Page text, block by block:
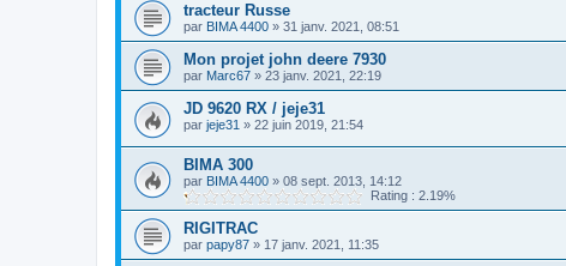
tracteur Russe
par BIMA 4400 » 31 janv. 2021, 08:51
Mon projet john deere 7930
par Marc67 » 23 janv. 2021, 22:19
JD 9620 RX / jeje31
par jeje31 » 22 juin 2019, 21:54
BIMA 300
par BIMA 4400 » 08 sept. 2013, 14:12
Rating : 2.19%
RIGITRAC
par papy87 » 17 janv. 2021, 11:35